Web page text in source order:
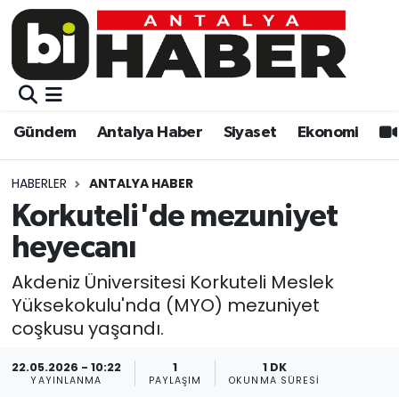
Gündem Antalya Haber Siyaset Ekonomi
HABERLER ANTALYA HABER
Korkuteli'de mezuniyet
heyecanı
Akdeniz Üniversitesi Korkuteli Meslek
Yüksekokulu'nda (MYO) mezuniyet
coşkusu yaşandı.
22.05.2026 - 10:22
YAYINLANMA
1
PAYLAŞIM
1 DK
OKUNMA SÜRESI
Gündem
Siyaset
Ekonomi
Video
Eğitim
Kültür-sanat
Sağlık
Gündem
Siyaset
Eğitim
Ekonomi
Kültür-sanat
Sağlık
Spor
Muratpaşa Nöbetçi Eczaneler
Muratpaşa Trafik Yoğunluk Haritası
Süper Lig Puan Durumu ve Fikstür
Tüm Manşetler
Son Dakika Haberleri
Haber Arşivi